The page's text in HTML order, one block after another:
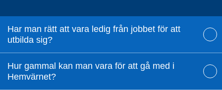
Har man rätt att vara ledig från jobbet för att
utbilda sig?
Hur gammal kan man vara för att gå med i
Hemvärnet?